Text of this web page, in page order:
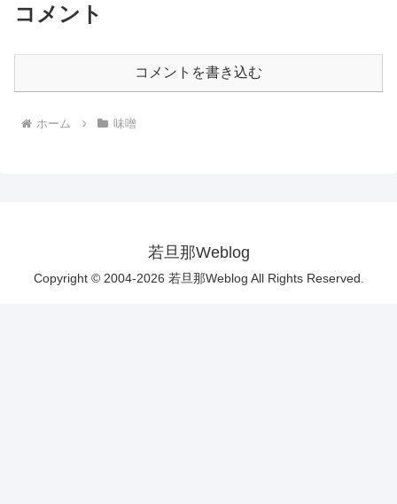
コメント
コメントを書き込む
ホーム 味噌
若旦那Weblog
Copyright © 2004-2026 若旦那Weblog All Rights Reserved.